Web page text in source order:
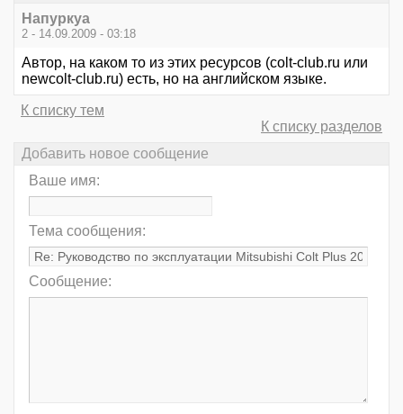
Напуркуа
2 - 14.09.2009 - 03:18
Автор, на каком то из этих ресурсов (colt-club.ru или
newcolt-club.ru) есть, но на английском языке.
К списку тем
К списку разделов
Добавить новое сообщение
Ваше имя:
Тема сообщения:
Сообщение: